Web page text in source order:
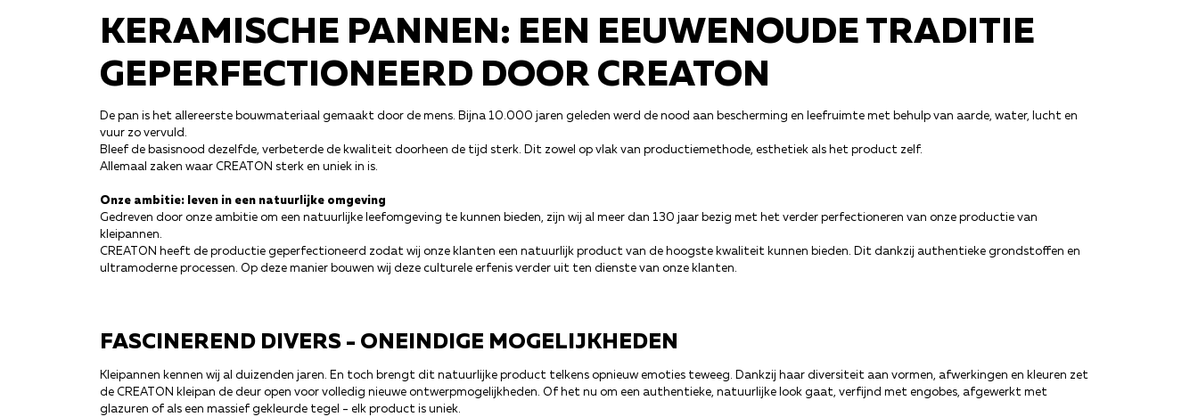
KERAMISCHE PANNEN: EEN EEUWENOUDE TRADITIE
GEPERFECTIONEERD DOOR CREATON
De pan is het allereerste bouwmateriaal gemaakt door de mens. Bijna 10.000 jaren geleden werd de nood aan bescherming en leefruimte met behulp van aarde, water, lucht en
vuur zo vervuld.
Bleef de basisnood dezelfde, verbeterde de kwaliteit doorheen de tijd sterk. Dit zowel op vlak van productiemethode, esthetiek als het product zelf.
Allemaal zaken waar CREATON sterk en uniek in is.
Onze ambitie: leven in een natuurlijke omgeving
Gedreven door onze ambitie om een natuurlijke leefomgeving te kunnen bieden, zijn wij al meer dan 130 jaar bezig met het verder perfectioneren van onze productie van
kleipannen.
CREATON heeft de productie geperfectioneerd zodat wij onze klanten een natuurlijk product van de hoogste kwaliteit kunnen bieden. Dit dankzij authentieke grondstoffen en
ultramoderne processen. Op deze manier bouwen wij deze culturele erfenis verder uit ten dienste van onze klanten.
FASCINEREND DIVERS - ONEINDIGE MOGELIJKHEDEN
Kleipannen kennen wij al duizenden jaren. En toch brengt dit natuurlijke product telkens opnieuw emoties teweeg. Dankzij haar diversiteit aan vormen, afwerkingen en kleuren zet
de CREATON kleipan de deur open voor volledig nieuwe ontwerpmogelijkheden. Of het nu om een authentieke, natuurlijke look gaat, verfijnd met engobes, afgewerkt met
glazuren of als een massief gekleurde tegel - elk product is uniek.